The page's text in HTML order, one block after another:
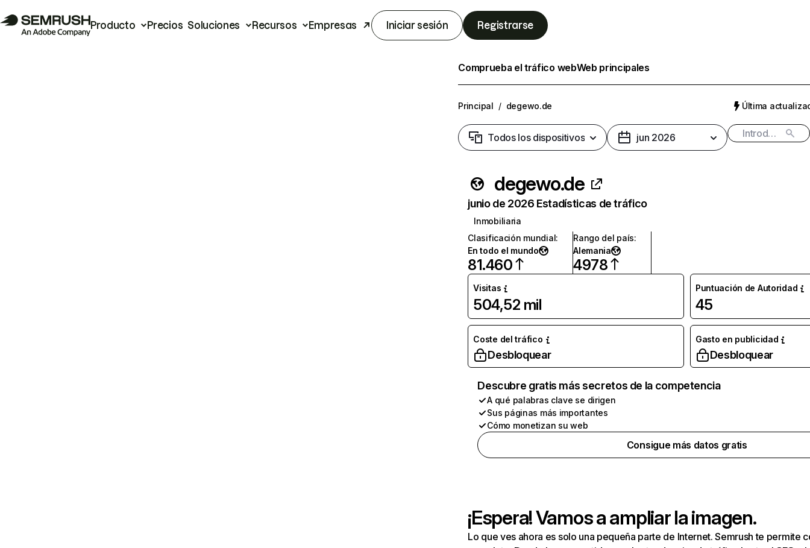
Producto Precios Soluciones Recursos Empresas Iniciar sesión Registrarse
Comprueba el tráfico webWeb principales
Principal / degewo.de Última
Todos los dispositivos jun 2026
degewo.de
junio de 2026 Estadísticas de tráfico
Inmobiliaria
Clasificación mundial:
En todo el mundo
81.460
Rango del país:
Alemania
4978
Visitas
504,52 mil
Puntuación de Autoridad
45
Coste del tráfico
Desbloquear
Gasto en publicidad
Desbloquear
Descubre gratis más secretos de la competencia
A qué palabras clave se dirigen
Sus páginas más importantes
Cómo monetizan su web
Consigue más datos gratis
¡Espera! Vamos a ampliar la imagen.
Lo que ves ahora es solo una pequeña parte de Internet. Semrush te permite